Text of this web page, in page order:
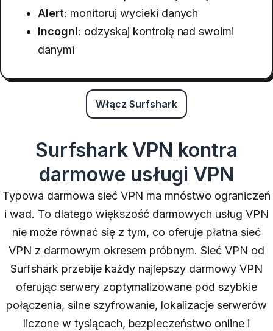
Alert: monitoruj wycieki danych
Incogni: odzyskaj kontrolę nad swoimi
danymi
Włącz Surfshark
Surfshark VPN kontra
darmowe usługi VPN
Typowa darmowa sieć VPN ma mnóstwo ograniczeń
i wad. To dlatego większość darmowych usług VPN
nie może równać się z tym, co oferuje płatna sieć
VPN z darmowym okresem próbnym. Sieć VPN od
Surfshark przebije każdy najlepszy darmowy VPN
oferując serwery zoptymalizowane pod szybkie
połączenia, silne szyfrowanie, lokalizacje serwerów
liczone w tysiącach, bezpieczeństwo online i